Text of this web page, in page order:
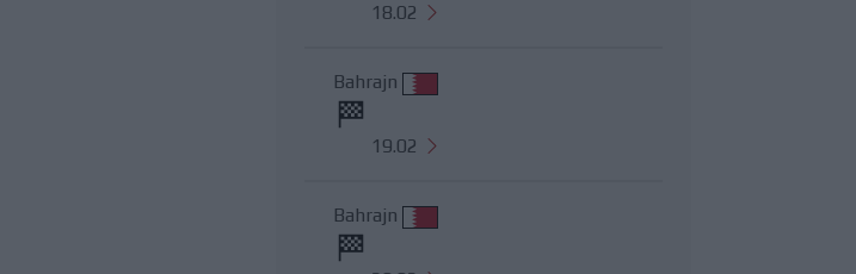
18.02
Bahrajn
19.02
Bahrajn